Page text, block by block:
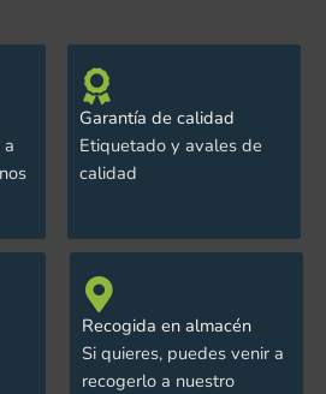
Garantía de calidad
Etiquetado y avales de
calidad
Recogida en almacén
Si quieres, puedes venir a
recogerlo a nuestro